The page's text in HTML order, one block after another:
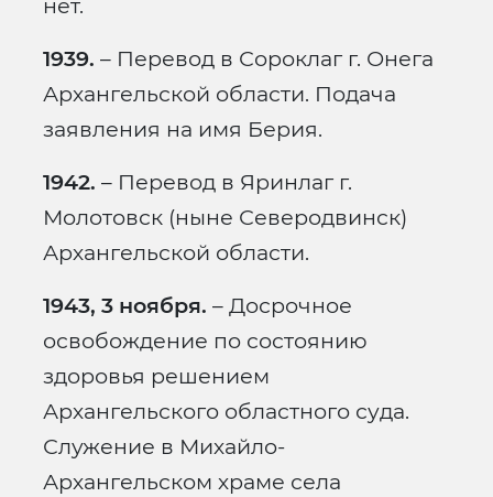
нет.
1939. – Перевод в Сороклаг г. Онега
Архангельской области. Подача
заявления на имя Берия.
1942. – Перевод в Яринлаг г.
Молотовск (ныне Северодвинск)
Архангельской области.
1943, 3 ноября. – Досрочное
освобождение по состоянию
здоровья решением
Архангельского областного суда.
Служение в Михайло-
Архангельском храме села